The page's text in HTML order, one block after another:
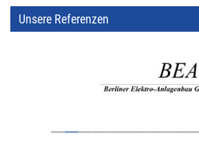
Unsere Referenzen